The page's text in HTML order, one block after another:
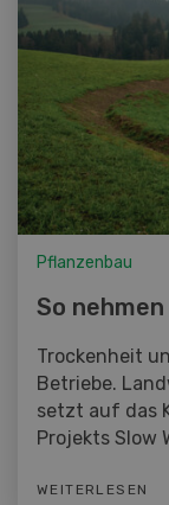
Pflanzenbau
So
Trockenheit
Betriebe.
setzt auf das
Projekts Slow
WEITERLESEN